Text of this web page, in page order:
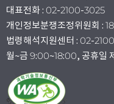
대표전화 : 02-2100-3025
개인정보분쟁조정위원회 :
법령해석지원센터 : 02-
월~금 9:00~18:00, 공휴일